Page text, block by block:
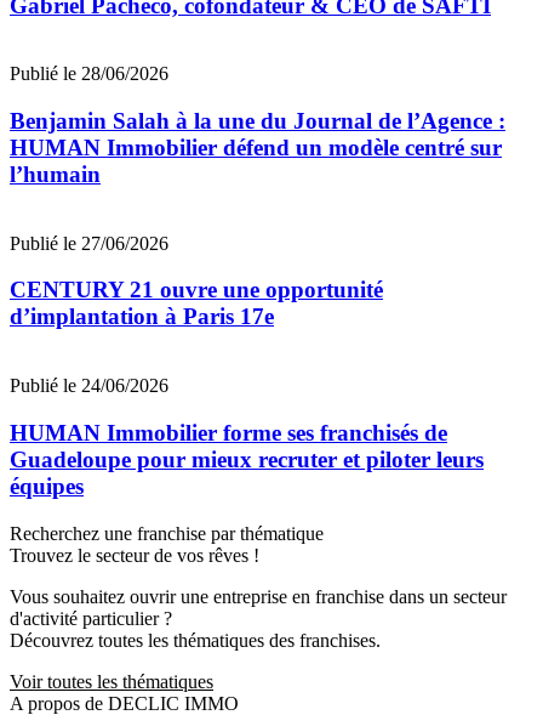
Publié le 28/06/2026
Benjamin Salah à la une du Journal de l’Agence :
HUMAN Immobilier défend un modèle centré sur
l’humain
Publié le 27/06/2026
CENTURY 21 ouvre une opportunité
d’implantation à Paris 17e
Publié le 24/06/2026
HUMAN Immobilier forme ses franchisés de
Guadeloupe pour mieux recruter et piloter leurs
équipes
Recherchez une franchise par thématique
Trouvez le secteur de vos rêves !
Vous souhaitez ouvrir une entreprise en franchise dans un secteur
d'activité particulier ?
Découvrez toutes les thématiques des franchises.
Voir toutes les thématiques
A propos de DECLIC IMMO